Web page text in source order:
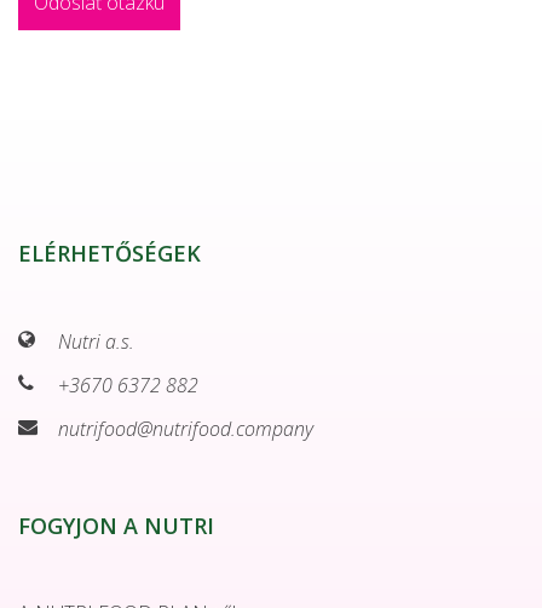
ELÉRHETŐSÉGEK
Nutri a.s.
+3670 6372 882
nutrifood@nutrifood.company
FOGYJON A NUTRI